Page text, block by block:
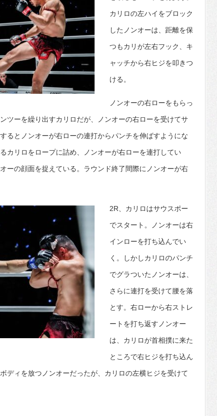
カリロの左ハイをブロック
したノンオーは、距離を保
つもカリが左右フック、キ
ャッチから右ヒジを叩きつ
ける。
ノンオーの右ローをもらっ
ツーを繰り出すカリロだが、ノンオーの右ローを受けてサ
るとノンオーが右ローの連打からパンチを伸ばすようにな
カリロをロープに詰め、ノンオーが右ローを連打してい
ーの顔面を捉えている。ラウンド終了間際にノンオーが右
2R、カリロはサウスポー
でスタート。ノンオーは右
インローを打ち込んでい
く。しかしカリロのパンチ
でグラついたノンオーは、
さらに連打を受けて腰を落
とす。右ローから右ストレ
ートを打ち返すノンオー
は、カリロが首相撲に来た
ところで右ヒジを打ち込ん
ディを放つノンオーだったが、カリロの左横ヒジを受けて